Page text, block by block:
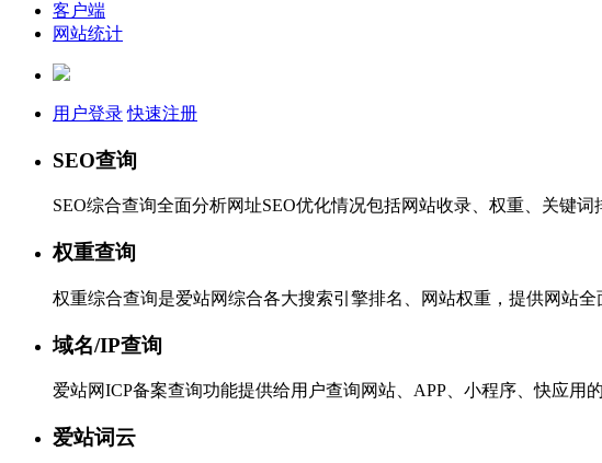
客户端
网站统计
用户登录 快速注册
SEO查询
SEO综合查询全面分析网址SEO优化情况包括网站收录、权重、关键词
权重查询
权重综合查询是爱站网综合各大搜索引擎排名、网站权重，提供网站
域名/IP查询
爱站网ICP备案查询功能提供给用户查询网站、APP、小程序、快应用
爱站词云